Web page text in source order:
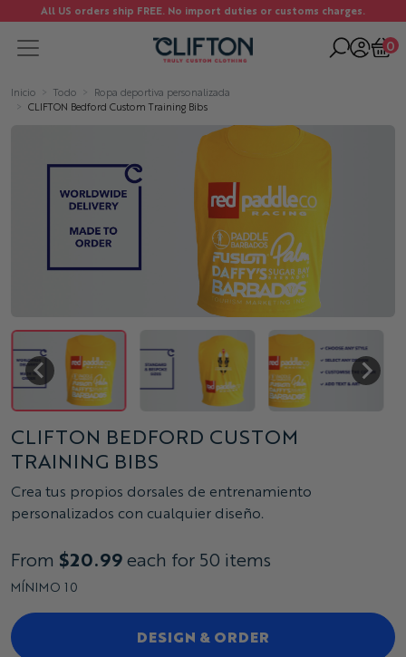
All US orders ship FREE. No import duties or customs charges.
0
Inicio Todo
Ropa deportiva personalizada
CLIFTON Bedford Custom Training Bibs
CLIFTON BEDFORD CUSTOM
TRAINING BIBS
Crea tus propios dorsales de entrenamiento
personalizados con cualquier diseño.
From $20.99each for 50 items
MÍNIMO 10
DESIGN & ORDER